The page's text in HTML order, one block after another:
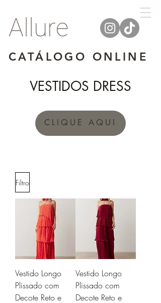
Allure
CATÁLOGO ONLINE
CLIQUE AQUI
VESTIDOS DRESS
Filtro
Vestido Longo
Plissado com
Decote Reto e
Vestido Longo
Plissado com
Decote Reto e